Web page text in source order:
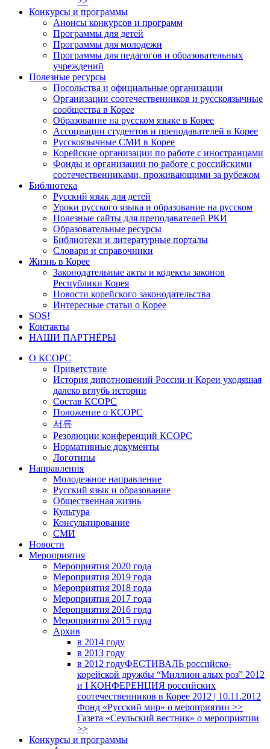
Конкурсы и программы
Анонсы конкурсов и программ
Программы для детей
Программы для молодежи
Программы для педагогов и образовательных
учреждений
Полезные ресурсы
Посольства и официальные организации
Организации соотечественников и русскоязычные
сообщества в Корее
Образование на русском языке в Корее
Ассоциации студентов и преподавателей в Корее
Русскоязычные СМИ в Корее
Корейские организации по работе с иностранцами
Фонды и организации по работе с российскими
соотечественниками, проживающими за рубежом
Библиотека
Русский язык для детей
Уроки русского языка и образование на русском
Полезные сайты для преподавателей РКИ
Образовательные ресурсы
Библиотеки и литературные порталы
Словари и справочники
Жизнь в Корее
Законодательные акты и кодексы законов
Республики Корея
Новости корейского законодательства
Интересные статьи о Корее
SOS!
Контакты
НАШИ ПАРТНЁРЫ
О КСОРС
Приветствие
История дипотношений России и Кореи уходящая
далеко вглубь истории
Состав КСОРС
Положение о КСОРС
서류
Резолюции конференций КСОРС
Нормативные документы
Логотипы
Направления
Молодежное направление
Русский язык и образование
Общественная жизнь
Культура
Консультирование
СМИ
Новости
Мероприятия
Мероприятия 2020 года
Мероприятия 2019 года
Мероприятия 2018 годa
Мероприятия 2017 года
Мероприятия 2016 года
Мероприятия 2015 года
Архив
в 2014 году
в 2013 году
в 2012 годуФЕСТИВАЛЬ российско-
корейской дружбы “Миллион алых роз” 2012
и I КОНФЕРЕНЦИЯ российских
соотечественников в Корее 2012 | 10.11.2012
Фонд «Русский мир» о мероприятии >>
Газета «Сеульский вестник» о мероприятии
>>
Конкурсы и программы